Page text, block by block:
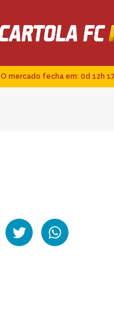
O mercado fecha em: 0d 12h